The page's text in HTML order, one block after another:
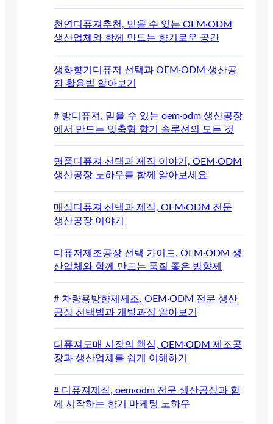
천연디퓨져추천, 믿을 수 있는 OEM·ODM
생산업체와 함께 만드는 향기로운 공간
생화향기디퓨저 선택과 OEM·ODM 생산공
장 활용법 알아보기
# 방디퓨져, 믿을 수 있는 oem·odm 생산공장
에서 만드는 맞춤형 향기 솔루션의 모든 것
명품디퓨져 선택과 제작 이야기, OEM·ODM
생산공장 노하우를 함께 알아보세요
매장디퓨져 선택과 제작, OEM·ODM 전문
생산공장 이야기
디퓨저제조공장 선택 가이드, OEM·ODM 생
산업체와 함께 만드는 품질 좋은 방향제
# 차량용방향제제조, OEM·ODM 전문 생산
공장 선택법과 개발과정 알아보기
디퓨져도매 시장의 핵심, OEM·ODM 제조공
장과 생산업체를 쉽게 이해하기
# 디퓨져제작, oem·odm 전문 생산공장과 함
께 시작하는 향기 마케팅 노하우